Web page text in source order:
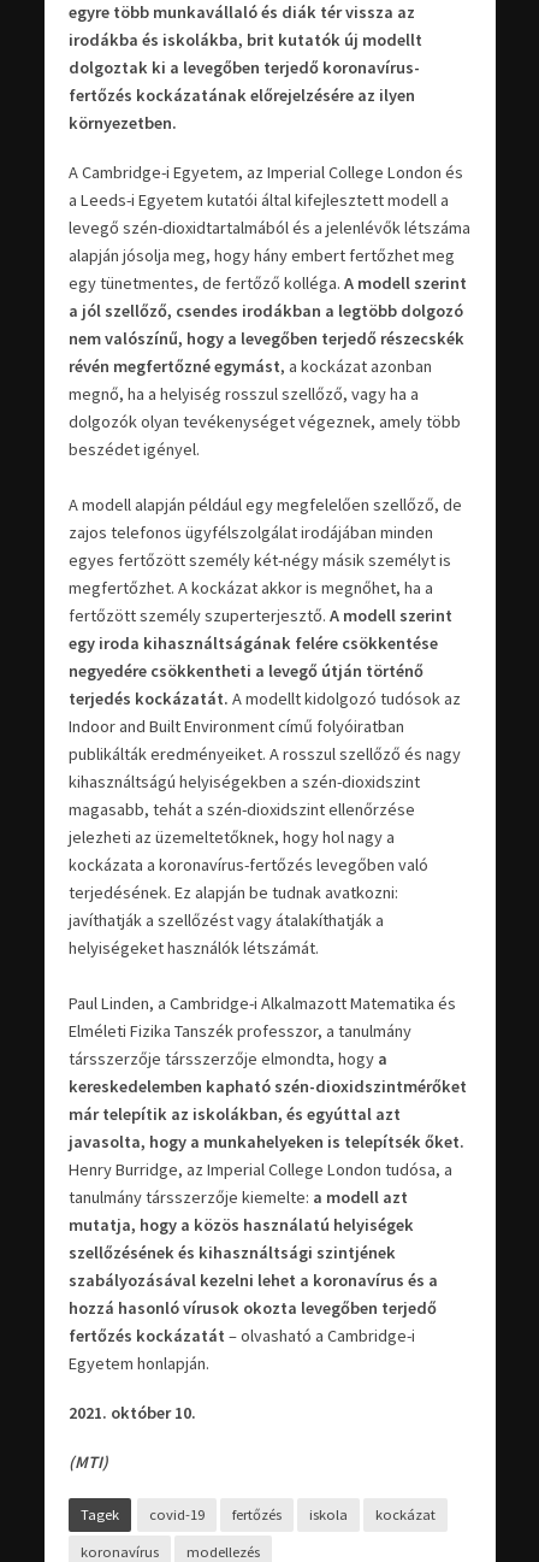
egyre több munkavállaló és diák tér vissza az
irodákba és iskolákba, brit kutatók új modellt
dolgoztak ki a levegőben terjedő koronavírus-
fertőzés kockázatának előrejelzésére az ilyen
környezetben.
A Cambridge-i Egyetem, az Imperial College London és
a Leeds-i Egyetem kutatói által kifejlesztett modell a
levegő szén-dioxidtartalmából és a jelenlévők létszáma
alapján jósolja meg, hogy hány embert fertőzhet meg
egy tünetmentes, de fertőző kolléga. A modell szerint
a jól szellőző, csendes irodákban a legtöbb dolgozó
nem valószínű, hogy a levegőben terjedő részecskék
révén megfertőzné egymást, a kockázat azonban
megnő, ha a helyiség rosszul szellőző, vagy ha a
dolgozók olyan tevékenységet végeznek, amely több
beszédet igényel.
A modell alapján például egy megfelelően szellőző, de
zajos telefonos ügyfélszolgálat irodájában minden
egyes fertőzött személy két-négy másik személyt is
megfertőzhet. A kockázat akkor is megnőhet, ha a
fertőzött személy szuperterjesztő. A modell szerint
egy iroda kihasználtságának felére csökkentése
negyedére csökkentheti a levegő útján történő
terjedés kockázatát. A modellt kidolgozó tudósok az
Indoor and Built Environment című folyóiratban
publikálták eredményeiket. A rosszul szellőző és nagy
kihasználtságú helyiségekben a szén-dioxidszint
magasabb, tehát a szén-dioxidszint ellenőrzése
jelezheti az üzemeltetőknek, hogy hol nagy a
kockázata a koronavírus-fertőzés levegőben való
terjedésének. Ez alapján be tudnak avatkozni:
javíthatják a szellőzést vagy átalakíthatják a
helyiségeket használók létszámát.
Paul Linden, a Cambridge-i Alkalmazott Matematika és
Elméleti Fizika Tanszék professzor, a tanulmány
társszerzője társszerzője elmondta, hogy a
kereskedelemben kapható szén-dioxidszintmérőket
már telepítik az iskolákban, és egyúttal azt
javasolta, hogy a munkahelyeken is telepítsék őket.
Henry Burridge, az Imperial College London tudósa, a
tanulmány társszerzője kiemelte: a modell azt
mutatja, hogy a közös használatú helyiségek
szellőzésének és kihasználtsági szintjének
szabályozásával kezelni lehet a koronavírus és a
hozzá hasonló vírusok okozta levegőben terjedő
fertőzés kockázatát – olvasható a Cambridge-i
Egyetem honlapján.
2021. október 10.
(MTI)
Tagek covid-19 fertőzés iskola kockázat
koronavírus modellezés